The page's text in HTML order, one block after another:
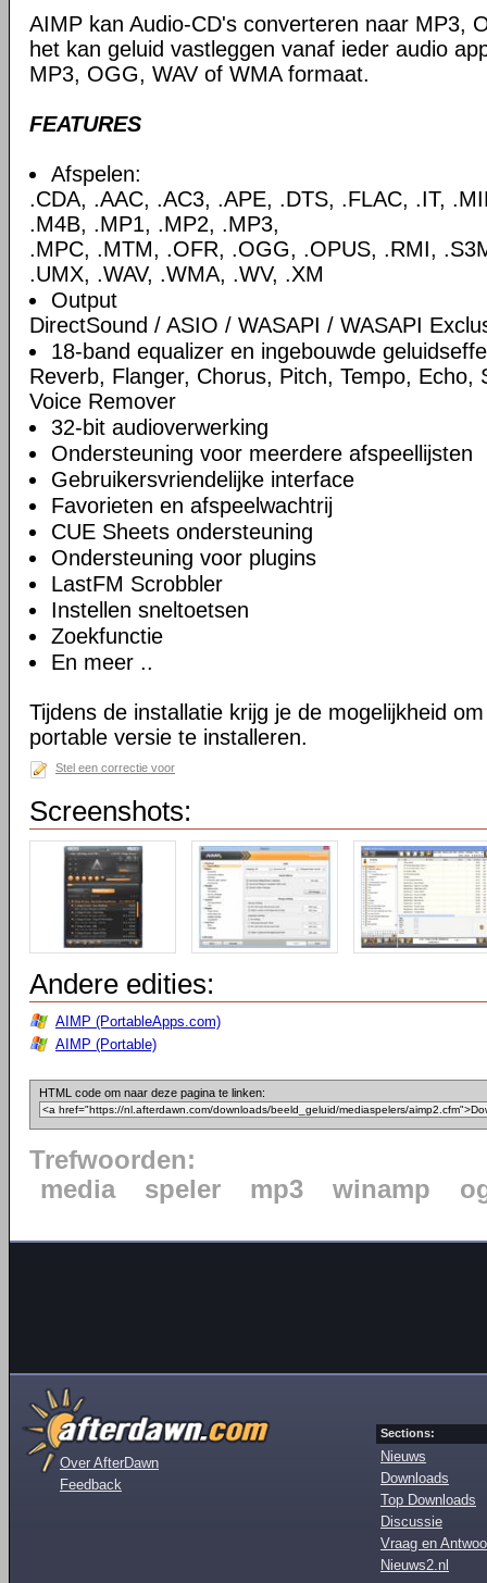
AIMP kan Audio-CD's converteren naar MP3,
het kan geluid vastleggen vanaf ieder audio
MP3, OGG, WAV of WMA formaat.
FEATURES
Afspelen:
.CDA, .AAC, .AC3, .APE, .DTS, .FLAC, .IT,
.M4B, .MP1, .MP2, .MP3,
.MPC, .MTM, .OFR, .OGG, .OPUS, .RMI,
.UMX, .WAV, .WMA, .WV, .XM
Output
DirectSound / ASIO / WASAPI / WASAPI
18-band equalizer en ingebouwde
Reverb, Flanger, Chorus, Pitch, Tempo, Echo,
Voice Remover
32-bit audioverwerking
Ondersteuning voor meerdere afspeellijsten
Gebruikersvriendelijke interface
Favorieten en afspeelwachtrij
CUE Sheets ondersteuning
Ondersteuning voor plugins
LastFM Scrobbler
Instellen sneltoetsen
Zoekfunctie
En meer ..
Tijdens de installatie krijg je de mogelijkheid
portable versie te installeren.
Stel een correctie voor
Screenshots:
Andere edities:
AIMP (PortableApps.com)
AIMP (Portable)
HTML code om naar deze pagina te linken:
Trefwoorden:
media
speler mp3 winamp
Over AfterDawn
Feedback
Sections:
Nieuws
Downloads
Top Downloads
Discussie
Vraag en
Nieuws2.nl